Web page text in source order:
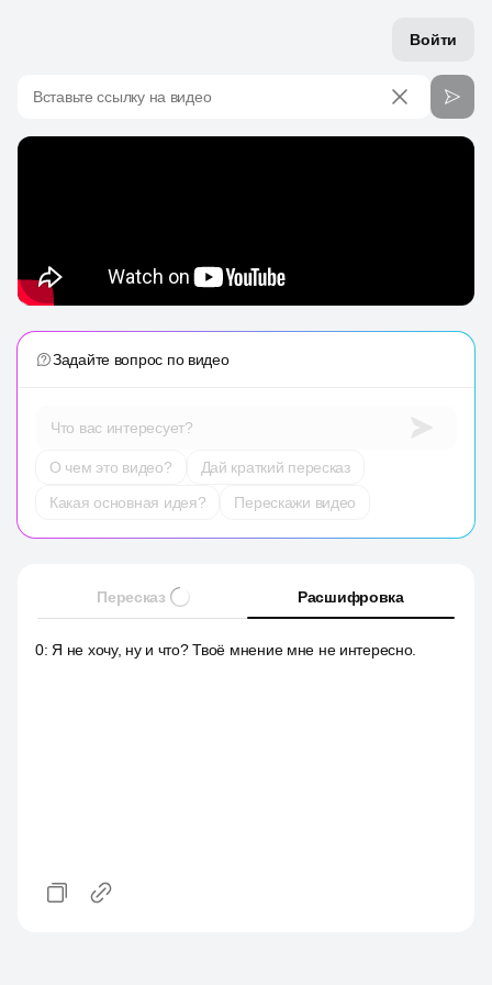
Войти
Вставьте ссылку на видео
Задайте вопрос по видео
Что вас интересует?
О чем это видео?
Дай краткий пересказ
Какая основная идея?
Перескажи видео
Пересказ Расшифровка
0: Я не хочу, ну и что? Твоё мнение мне не интересно.